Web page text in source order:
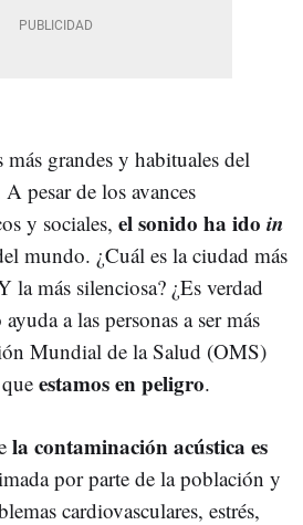
grandes y habituales del
pesar de los avances
y sociales, el sonido ha ido in
mundo. ¿Cuál es la ciudad más
la más silenciosa? ¿Es verdad
a las personas a ser más
Mundial de la Salud (OMS)
estamos en peligro.
la contaminación acústica es
por parte de la población y
cardiovasculares, estrés,